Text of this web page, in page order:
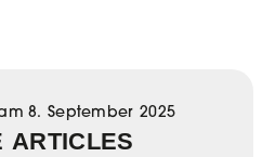
8. September 2025
ARTICLES